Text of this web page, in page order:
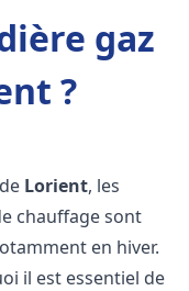
gaz
?
Lorient, les
chauffage sont
en hiver.
il est essentiel de